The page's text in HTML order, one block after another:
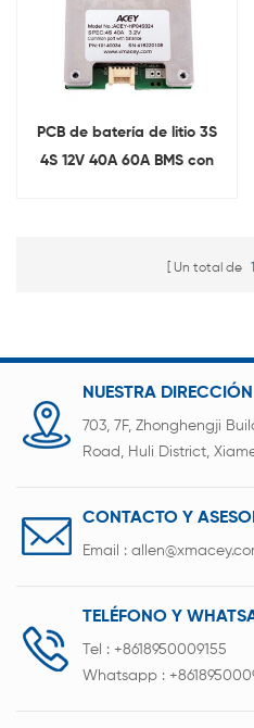
PCB de batería de litio 3S
4S 12V 40A 60A BMS con
Un total de 1
NUESTRA DIRECCIÓN
703, 7F, Zhonghengji
Road, Huli District,
CONTACTO Y
Email :
TELÉFONO Y
Tel : +8618950009155
Whatsapp :